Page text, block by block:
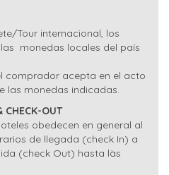
Tour internacional, los
monedas locales del país
comprador acepta en el acto
las monedas indicadas.
CHECK-OUT
obedecen en general al
de llegada (check In) a
(check Out) hasta làs